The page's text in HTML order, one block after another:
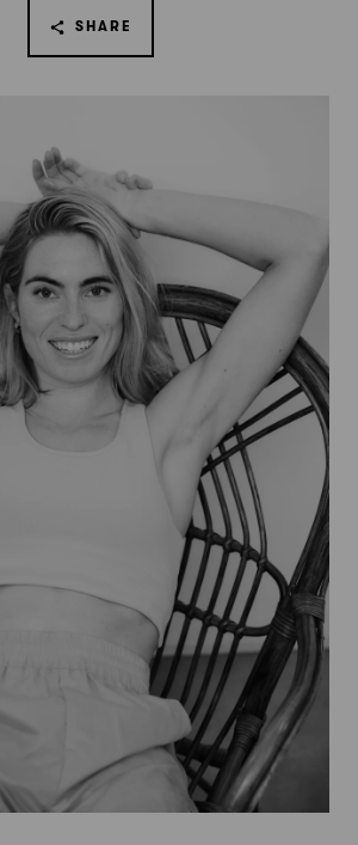
SHARE